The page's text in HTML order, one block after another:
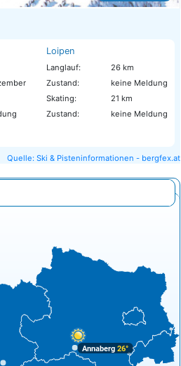
Loipen
Langlauf:
26 km
Zustand:
keine Meldung
Skating:
21 km
Zustand:
keine Meldung
Quelle: Ski & Pisteninformationen - bergfex.at
Annaberg26°